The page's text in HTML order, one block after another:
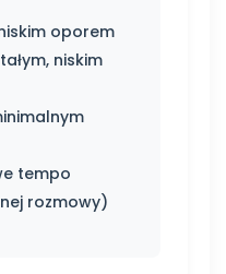
oporem
niskim
tempo
rozmowy)